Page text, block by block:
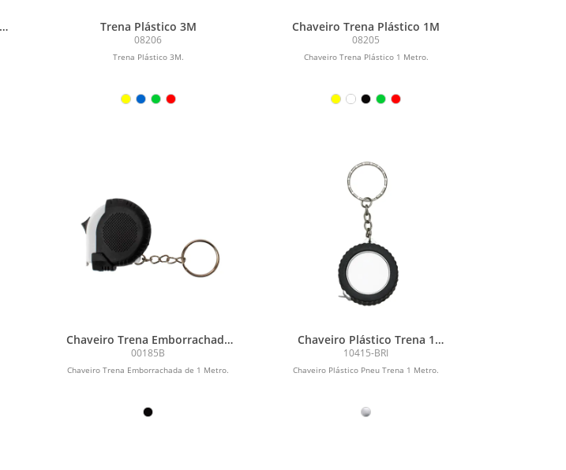
Trena Plástico 3M
08206
Trena Plástico 3M.
Chaveiro Trena Plástico 1M
08205
Chaveiro Trena Plástico 1 Metro.
Chaveiro Trena Emborrachada
de 1 Metro
00185B
Chaveiro Trena Emborrachada de 1 Metro.
Chaveiro Plástico Trena 1
Metro
10415-BRI
Chaveiro Plástico Pneu Trena 1 Metro.